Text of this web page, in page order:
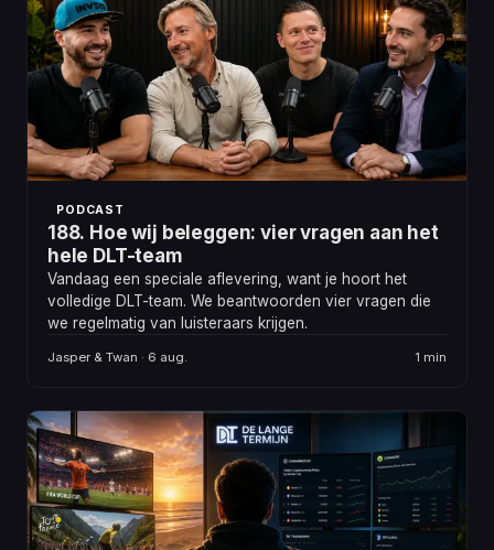
PODCAST
188. Hoe wij beleggen: vier vragen aan het
hele DLT-team
Vandaag een speciale aflevering, want je hoort het
volledige DLT-team. We beantwoorden vier vragen die
we regelmatig van luisteraars krijgen.
Jasper & Twan · 6 aug. 1 min